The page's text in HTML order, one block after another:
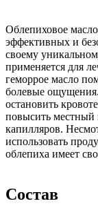
Облепиховое
эффективных и
своему
применяется для
геморрое масло
болевые
остановить
повысить местный
капилляров.
использовать
облепиха имеет
Состав